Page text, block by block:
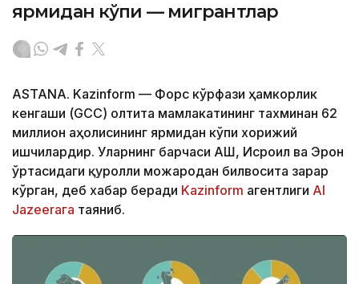
ярмидан кўпи — мигрантлар
ASTANA. Kazinform — Форс кўрфази ҳамкорлик
кенгаши (GCC) олтита мамлакатининг тахминан 62
миллион аҳолисининг ярмидан кўпи хорижий
ишчилардир. Уларнинг барчаси АҚШ, Исроил ва Эрон
ўртасидаги қуролли можародан билвосита зарар
кўрган, деб хабар беради Kazinform агентлиги Al
Jazeeraга таяниб.